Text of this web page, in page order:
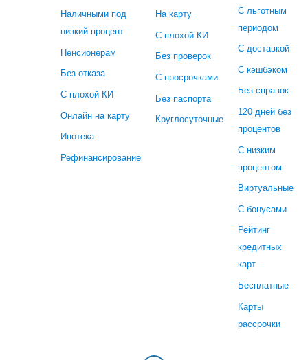
Наличными под
низкий процент
Пенсионерам
Без отказа
С плохой КИ
Онлайн на карту
Ипотека
Рефинансирование
На карту
С плохой КИ
Без проверок
С просрочками
Без паспорта
Круглосуточные
С льготным
периодом
С доставкой
С кэшбэком
Без справок
120 дней без
процентов
С низким
процентом
Виртуальные
С бонусами
Рейтинг
кредитных
карт
Бесплатные
Карты
рассрочки